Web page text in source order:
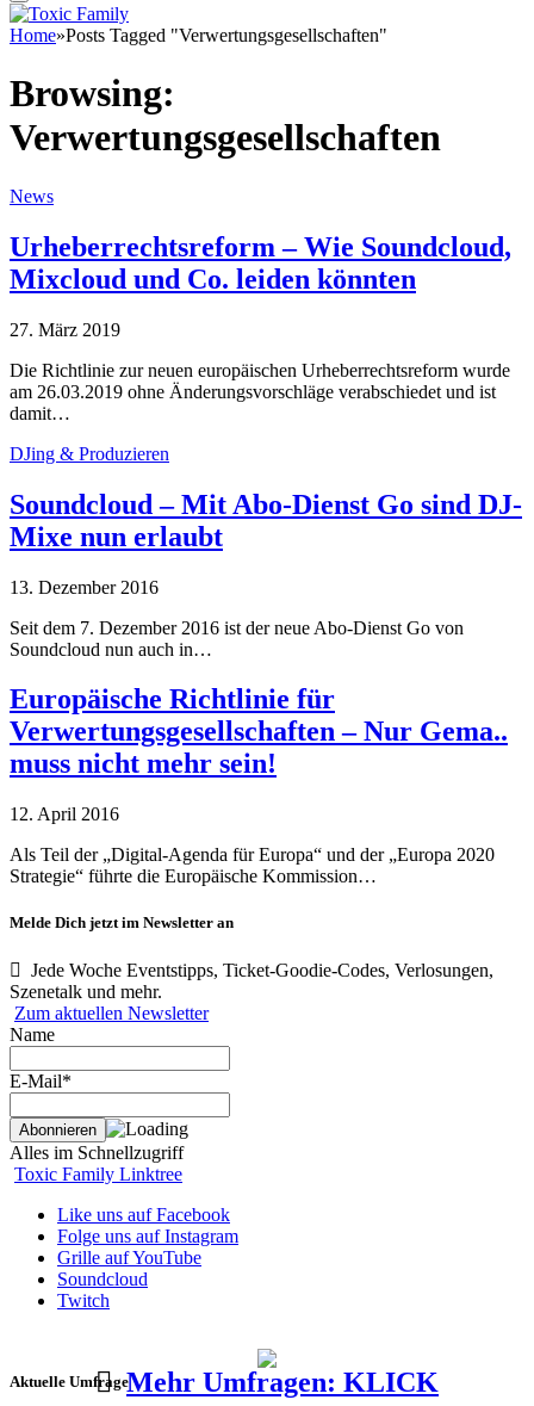
Home»Posts Tagged "Verwertungsgesellschaften"
Browsing:
Verwertungsgesellschaften
News
Urheberrechtsreform – Wie Soundcloud,
Mixcloud und Co. leiden könnten
27. März 2019
Die Richtlinie zur neuen europäischen Urheberrechtsreform wurde
am 26.03.2019 ohne Änderungsvorschläge verabschiedet und ist
damit…
DJing & Produzieren
Soundcloud – Mit Abo-Dienst Go sind DJ-
Mixe nun erlaubt
13. Dezember 2016
Seit dem 7. Dezember 2016 ist der neue Abo-Dienst Go von
Soundcloud nun auch in…
Europäische Richtlinie für
Verwertungsgesellschaften – Nur Gema..
muss nicht mehr sein!
12. April 2016
Als Teil der „Digital-Agenda für Europa“ und der „Europa 2020
Strategie“ führte die Europäische Kommission…
Melde Dich jetzt im Newsletter an
Jede Woche Eventstipps, Ticket-Goodie-Codes, Verlosungen,
Szenetalk und mehr.
Zum aktuellen Newsletter
Name
E-Mail*
Alles im Schnellzugriff
Toxic Family Linktree
Like uns auf Facebook
Folge uns auf Instagram
Grille auf YouTube
Soundcloud
Twitch
Aktuelle UmfrageMehr Umfragen: KLICK